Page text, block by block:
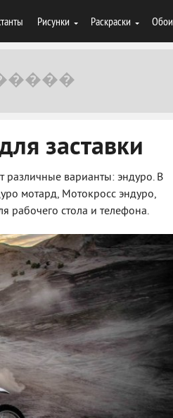
Рисунки Раскраски Обои
заставки
различные варианты: эндуро. В
мотард, Мотокросс эндуро,
рабочего стола и телефона.